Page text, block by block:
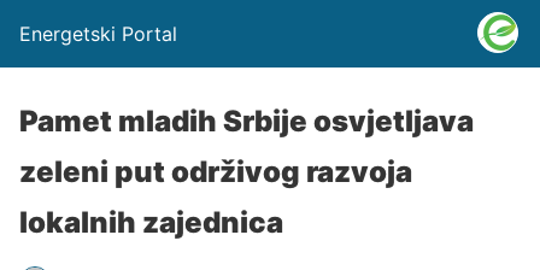
Energetski Portal
Pamet mladih Srbije osvjetljava
zeleni put održivog razvoja
lokalnih zajednica